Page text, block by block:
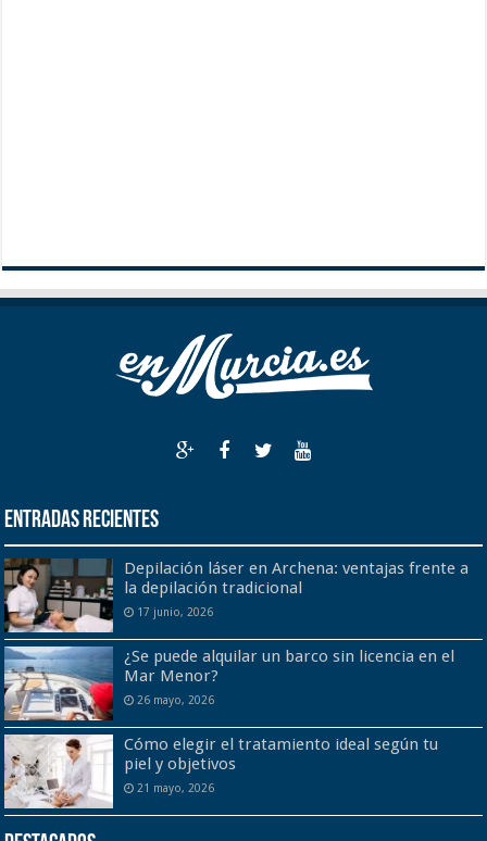
Entradas recientes
Depilación láser en Archena: ventajas frente a
la depilación tradicional
17 junio, 2026
¿Se puede alquilar un barco sin licencia en el
Mar Menor?
26 mayo, 2026
Cómo elegir el tratamiento ideal según tu
piel y objetivos
21 mayo, 2026